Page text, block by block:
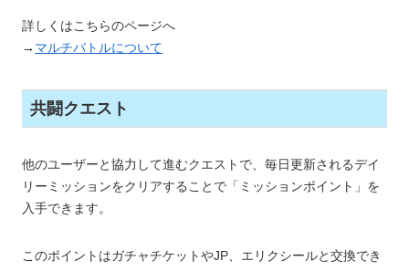
詳しくはこちらのページへ
→ マルチバトルについて
共闘クエスト
他のユーザーと協力して進むクエストで、毎日更新されるデイ
リーミッションをクリアすることで「ミッションポイント」を
入手できます。
このポイントはガチャチケットやJP、エリクシールと交換でき